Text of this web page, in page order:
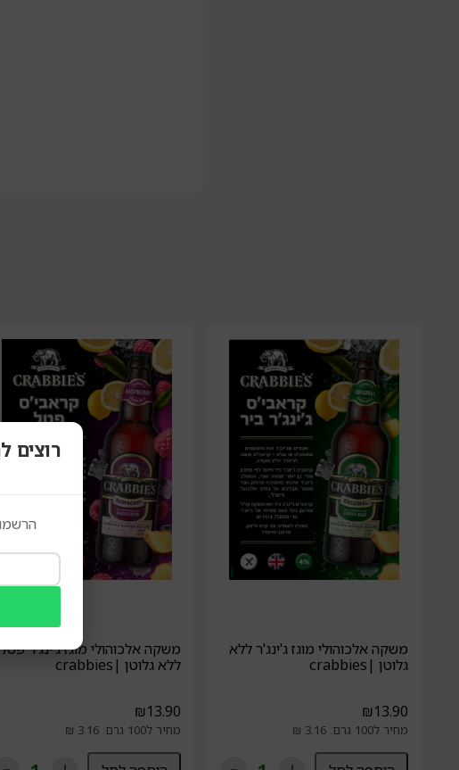
משקה אלכוהולי מוגז ג'ינג'ר ללא
גלוטן |crabbies
₪13.90
מחיר ל100 גרם: 3.16 ₪
משקה אלכוהולי מוגז ג'ינג'ר פטל
ללא גלוטן |crabbies
₪13.90
מחיר ל100 גרם: 3.16 ₪
רוצים